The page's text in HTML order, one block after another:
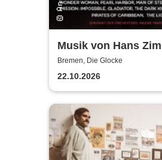
Musik von Hans
gespielt von Lords
Sound
Bremen, Die Glocke
22.10.2026